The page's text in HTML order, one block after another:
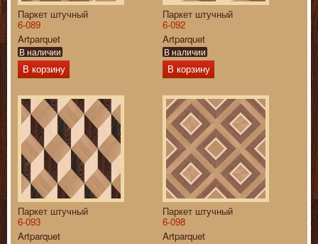
Паркет штучный
6-089
Artparquet
В наличии
В корзину
Паркет штучный
6-092
Artparquet
В наличии
В корзину
Паркет штучный
6-093
Artparquet
Паркет штучный
6-098
Artparquet